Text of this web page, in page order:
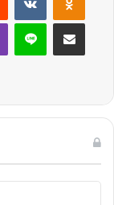
Viber Line E-Posta ile